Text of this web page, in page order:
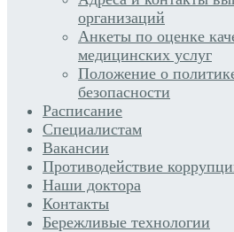
организаций
Анкеты по оценке
медицинских услуг
Положение о
безопасности
Расписание
Специалистам
Вакансии
Противодействие
Наши доктора
Контакты
Бережливые технологии